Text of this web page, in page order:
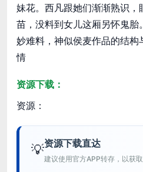
妹花。西凡跟她们渐渐熟识
苗，没料到女儿这厢另怀鬼
妙难料，神似侯麦作品的结
情
资源下载：
资源：
💡资源下载直达
建议使用官方APP转存，以获